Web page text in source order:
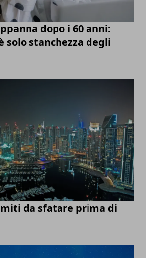
dopo i 60 anni:
solo stanchezza degli
da sfatare prima di